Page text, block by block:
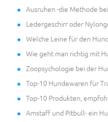
Ausruhen -die Methode
Ledergeschirr oder
Welche Leine für den
Wie geht man richtig mit
Zoopsychologie bei der
Top-10 Hundewaren für
Top-10 Produkten,
Amstaff und Pitbull- ein